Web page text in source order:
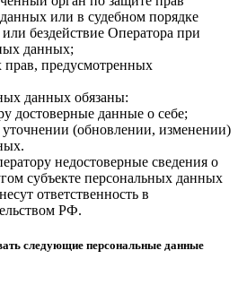
или в судебном порядке
бездействие Оператора при
данных;
предусмотренных
данных обязаны:
достоверные данные о себе;
(обновлении, изменении)
недостоверные сведения о
субъекте персональных данных
ответственность в
РФ.
следующие персональные данные